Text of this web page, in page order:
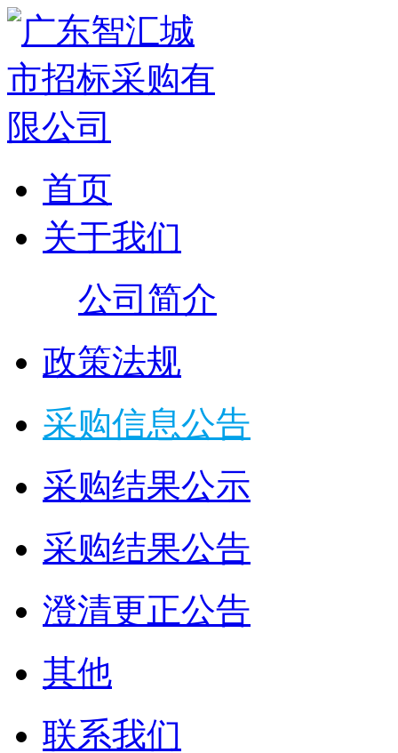
首页
关于我们
公司简介
政策法规
采购信息公告
采购结果公示
采购结果公告
澄清更正公告
其他
联系我们